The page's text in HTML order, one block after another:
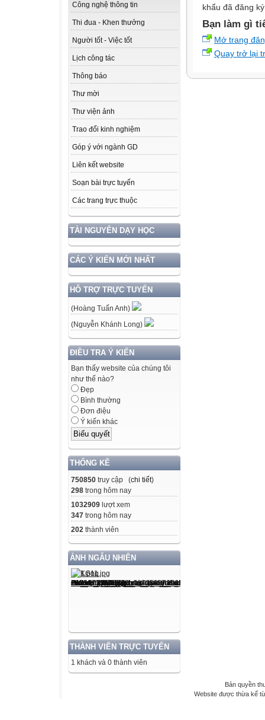
Công nghệ thông tin
Thi đua - Khen thưởng
Người tốt - Việc tốt
Lịch công tác
Thông báo
Thư mời
Thư viện ảnh
Trao đổi kinh nghiệm
Góp ý với ngành GD
Liên kết website
Soạn bài trực tuyến
Các trang trực thuộc
TÀI NGUYÊN DẠY HỌC
CÁC Ý KIẾN MỚI NHẤT
HỖ TRỢ TRỰC TUYẾN
(Hoàng Tuấn Anh)
(Nguyễn Khánh Long)
ĐIỀU TRA Ý KIẾN
Bạn thấy website của chúng tôi
như thế nào?
Đẹp
Bình thường
Đơn điệu
Ý kiến khác
THỐNG KÊ
750850 truy cập (chi tiết)
298 trong hôm nay
1032909 lượt xem
347 trong hôm nay
202 thành viên
ẢNH NGẪU NHIÊN
THÀNH VIÊN TRỰC TUYẾN
1 khách và 0 thành viên
khẩu đã đăng
Bạn làm gì
Mở trang
Quay trở lại
Bản quyền
Website được thừa kế